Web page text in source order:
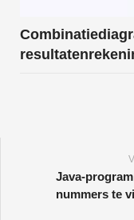
Java-
nummers te